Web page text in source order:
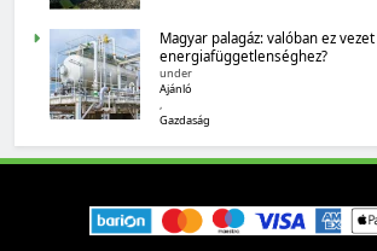
Magyarország számokban:
Magyar palagáz: valóban ez vezet
energiafüggetlenséghez?
under
Ajánló
,
Gazdaság